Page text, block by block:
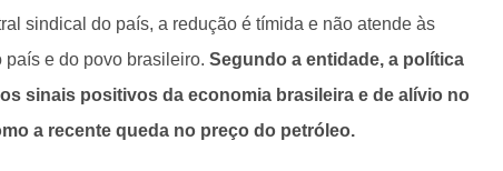
sindical do país, a redução é tímida e não atende às
e do povo brasileiro. Segundo a entidade, a política
sinais positivos da economia brasileira e de alívio no
a recente queda no preço do petróleo.